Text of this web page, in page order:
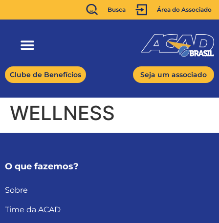
Busca Área do Associado
Clube de Benefícios Seja um associado
WELLNESS
O que fazemos?
Sobre
Time da ACAD